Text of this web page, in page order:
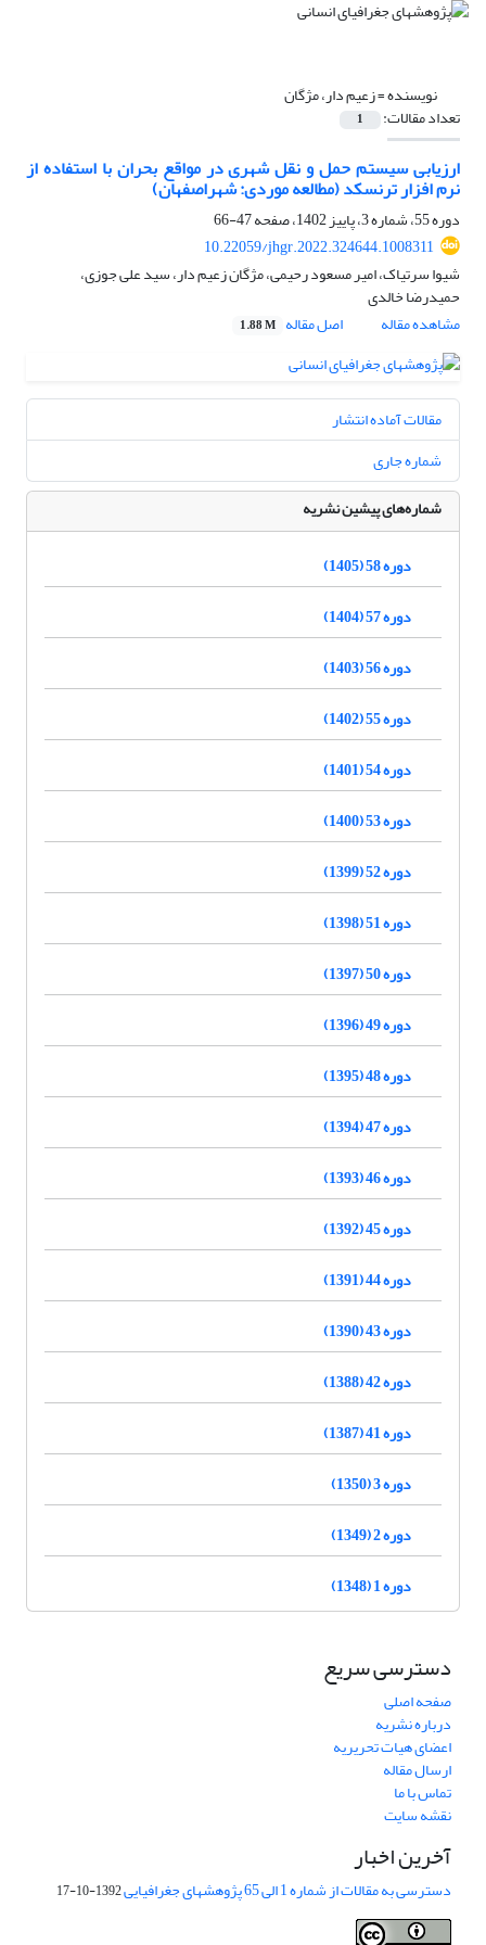
نویسنده =زعیم دار، مژگان
تعداد مقالات: 1
ارزیابی سیستم حمل و نقل شهری در مواقع بحران با استفاده از
نرم افزار ترنسکد (مطالعه موردی: شهراصفهان)
دوره 55، شماره 3، پاییز 1402، صفحه
47-66
10.22059/jhgr.2022.324644.1008311
شیوا سرتیاک، امیر مسعود رحیمی، مژگان زعیم دار، سید علی جوزی،
حمیدرضا خالدی
مشاهده مقاله
اصل مقاله 1.88 M
مقالات آماده انتشار
شماره جاری
شماره‌های پیشین نشریه
دوره 58 (1405)
دوره 57 (1404)
دوره 56 (1403)
دوره 55 (1402)
دوره 54 (1401)
دوره 53 (1400)
دوره 52 (1399)
دوره 51 (1398)
دوره 50 (1397)
دوره 49 (1396)
دوره 48 (1395)
دوره 47 (1394)
دوره 46 (1393)
دوره 45 (1392)
دوره 44 (1391)
دوره 43 (1390)
دوره 42 (1388)
دوره 41 (1387)
دوره 3 (1350)
دوره 2 (1349)
دوره 1 (1348)
دسترسی سریع
صفحه اصلی
درباره نشریه
اعضای هیات تحریریه
ارسال مقاله
تماس با ما
نقشه سایت
آخرین اخبار
دسترسی به مقالات از شماره 1 الی 65 پژوهشهای جغرافیایی 1392-10-17